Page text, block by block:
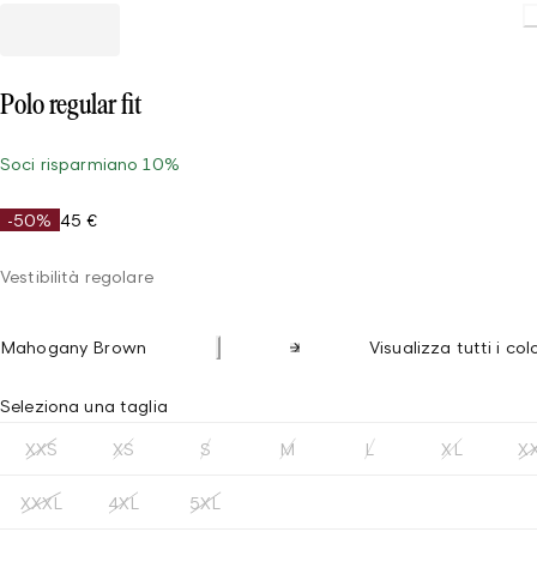
Polo regular fit
Soci risparmiano 10%
-50% 45 €
Vestibilità regolare
Mahogany Brown Visualizza tutti i
Seleziona una taglia
XXS XS S M L XL
XXXL 4XL 5XL